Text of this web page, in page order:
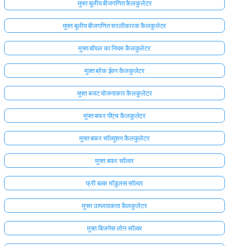
मुफ्त बूलीय बीजगणित कैलकुलेटर
मुफ्त बूलीय बीजगणित सरलीकारक कैलकुलेटर
मुफ्त बॉयल का नियम कैलकुलेटर
मुफ़्त ब्रेक ईवन कैलकुलेटर
मुफ्त बजट योजनाकार कैलकुलेटर
मुफ्त बफर पीएच कैलकुलेटर
मुफ्त बफर सॉल्यूशन कैलकुलेटर
मुफ्त बफर सॉल्वर
फ्री बल्क मॉडुलस सॉल्वर
मुफ्त उत्प्लावकता कैलकुलेटर
मुफ्त बिजनेस लोन सॉल्वर